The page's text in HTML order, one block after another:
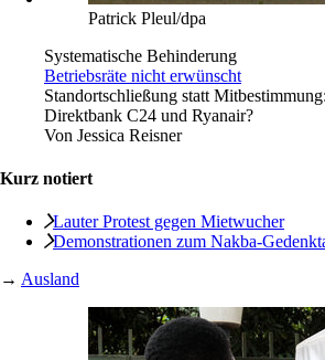
Patrick Pleul/dpa
Systematische Behinderung
Betriebsräte nicht erwünscht
Standortschließung statt
Direktbank C24 und Ryanair?
Von Jessica Reisner
Kurz notiert
Lauter Protest gegen Mietwucher
Demonstrationen zum Nakba-
→ Ausland